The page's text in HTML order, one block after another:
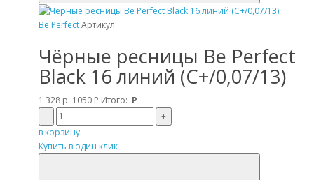
Be PerfectАртикул:
Чёрные ресницы Be Perfect
Black 16 линий (C+/0,07/13)
1 328 р. 1050 Р Итого: Р
–
+
в корзину
Купить в один клик